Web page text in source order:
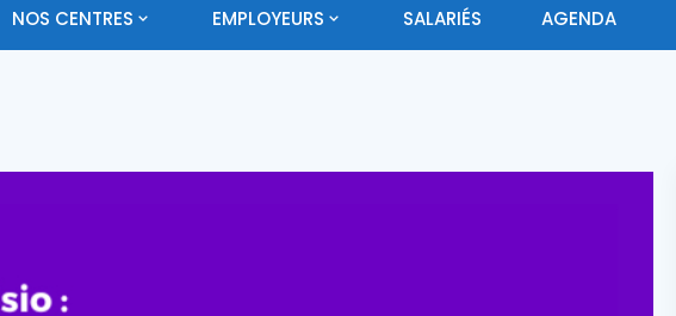
NOS CENTRES EMPLOYEURS SALARIÉS AGENDA